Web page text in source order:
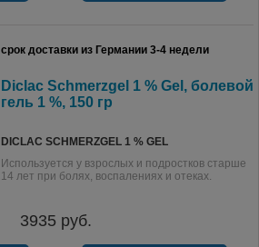
срок доставки из Германии 3-4 недели
Diclac Schmerzgel 1 % Gel, болевой
гель 1 %, 150 гр
DICLAC SCHMERZGEL 1 % GEL
Используется у взрослых и подростков старше
14 лет при болях, воспалениях и отеках.
3935 руб.